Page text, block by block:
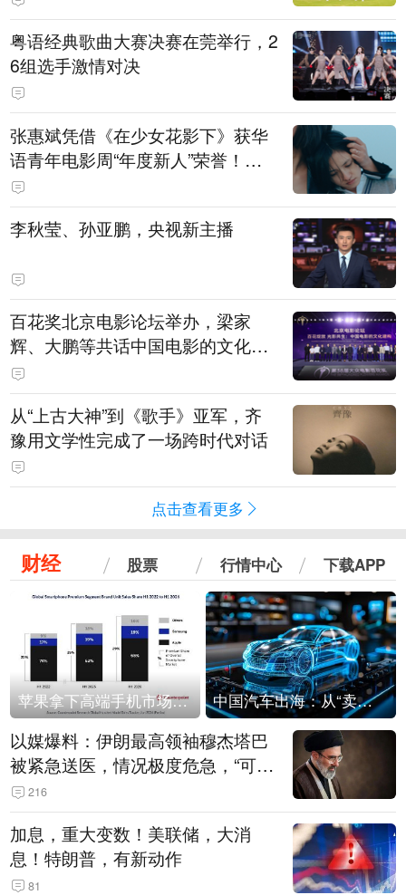
粤语经典歌曲大赛决赛在莞举行，2
6组选手激情对决
张惠斌凭借《在少女花影下》获华
语青年电影周“年度新人”荣誉！该
电影全程在广州取景，采用粤语对
白，主演均为广州本土演员
李秋莹、孙亚鹏，央视新主播
百花奖北京电影论坛举办，梁家
辉、大鹏等共话中国电影的文化建
构
从“上古大神”到《歌手》亚军，齐
豫用文学性完成了一场跨时代对话
点击查看更多
财经 股票 行情中心 下载APP
苹果拿下高端手机市场65%的份额：iPhone 17系列功不可没 中国汽车出海：从“卖出去”到“走进去”
以媒爆料：伊朗最高领袖穆杰塔巴
被紧急送医，情况极度危急，“可能
随时会死去”
216
加息，重大变数！美联储，大消
息！特朗普，有新动作
81